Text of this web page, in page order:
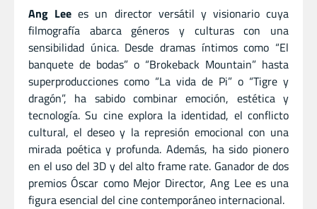
Ang Lee es un director versátil y visionario cuya
filmografía abarca géneros y culturas con una
sensibilidad única. Desde dramas íntimos como “El
banquete de bodas” o “Brokeback Mountain” hasta
superproducciones como “La vida de Pi” o “Tigre y
dragón”, ha sabido combinar emoción, estética y
tecnología. Su cine explora la identidad, el conflicto
cultural, el deseo y la represión emocional con una
mirada poética y profunda. Además, ha sido pionero
en el uso del 3D y del alto frame rate. Ganador de dos
premios Óscar como Mejor Director, Ang Lee es una
figura esencial del cine contemporáneo internacional.